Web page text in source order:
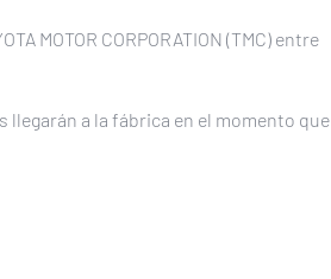
MOTOR CORPORATION (TMC) entre
a la fábrica en el momento que